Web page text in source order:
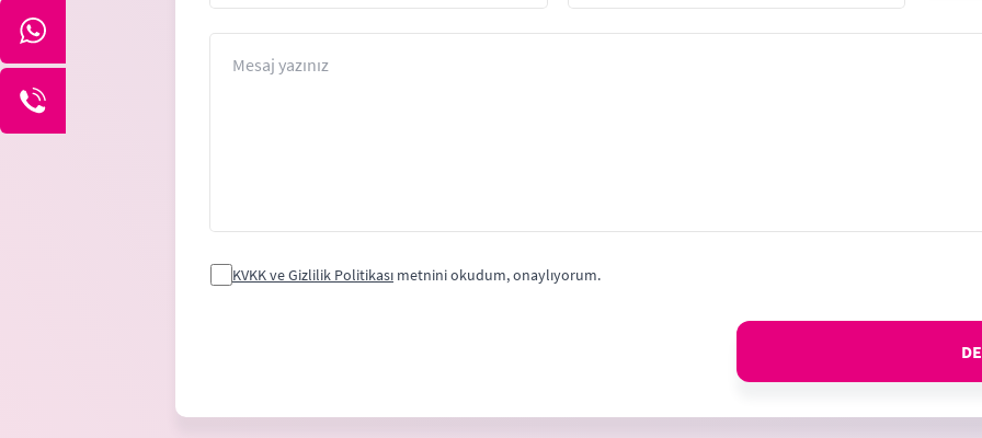
KVKK ve Gizlilik Politikası metnini okudum, onaylıyorum.